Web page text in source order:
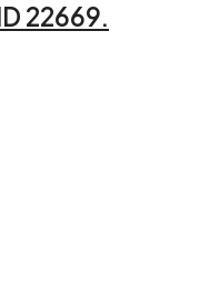
22669.